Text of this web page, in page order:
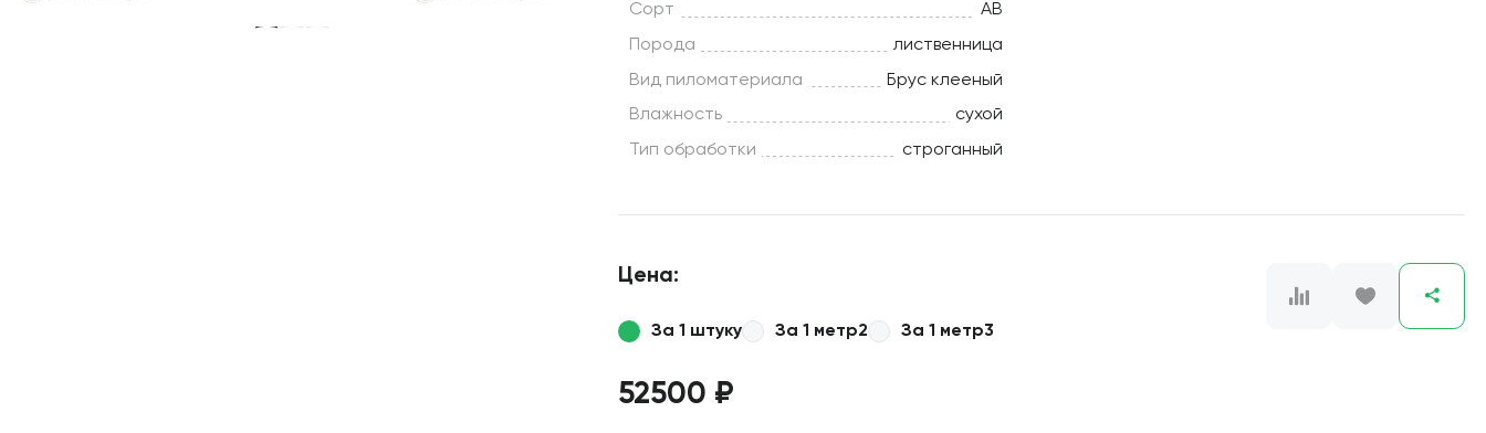
Сорт
АВ
Порода
лиственница
Вид пиломатериала
Брус клееный
Влажность
сухой
Тип обработки
строганный
Цена:
За 1 штуку За 1 метр2 За 1 метр3
52500 ₽